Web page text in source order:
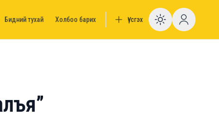
Бидний тухай Холбоо барих Үүсгэх Enable